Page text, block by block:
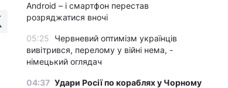
Android – і смартфон перестав
розряджатися вночі
05:25
Червневий оптимізм українців
вивітрився, перелому у війні нема, -
німецький оглядач
04:37 Удари Росії по кораблях у Чорному